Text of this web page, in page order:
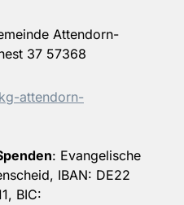
Attendorn-
37 57368
attendorn-
: Evangelische
IBAN: DE22
BIC: